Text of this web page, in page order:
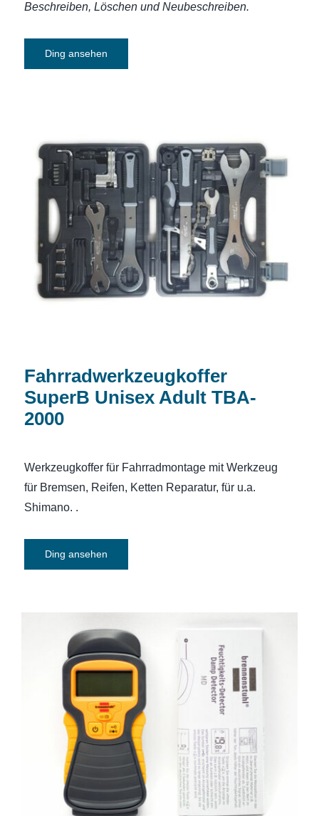
Beschreiben, Löschen und Neubeschreiben.
Ding ansehen
Fahrradwerkzeugkoffer SuperB Unisex
Adult TBA-2000
Fahrradwerkzeugkoffer
SuperB Unisex Adult TBA-
2000
Werkzeugkoffer für Fahrradmontage mit Werkzeug
für Bremsen, Reifen, Ketten Reparatur, für u.a.
Shimano. .
Ding ansehen
Feuchtemessgerät Brennenstuhl MD